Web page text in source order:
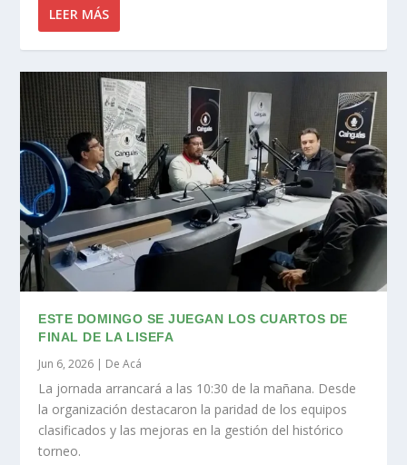
LEER MÁS
ESTE DOMINGO SE JUEGAN LOS CUARTOS DE
FINAL DE LA LISEFA
Jun 6, 2026 | De Acá
La jornada arrancará a las 10:30 de la mañana. Desde
la organización destacaron la paridad de los equipos
clasificados y las mejoras en la gestión del histórico
torneo.